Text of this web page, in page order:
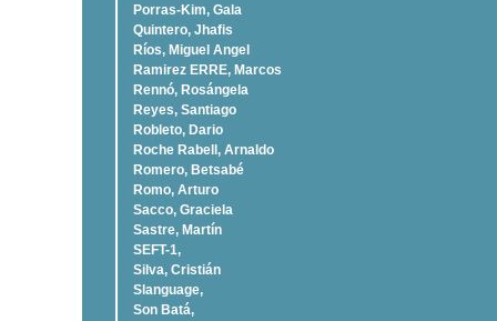
Porras-Kim, Gala
Quintero, Jhafis
Rí­os, Miguel Angel
Ramirez ERRE, Marcos
Rennó, Rosángela
Reyes, Santiago
Robleto, Dario
Roche Rabell, Arnaldo
Romero, Betsabé
Romo, Arturo
Sacco, Graciela
Sastre, Martí­n
SEFT-1,
Silva, Cristián
Slanguage,
Son Batá,